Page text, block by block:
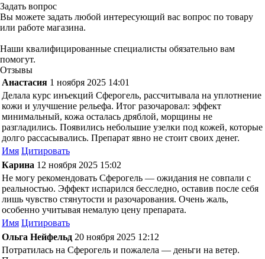
Задать вопрос
Вы можете задать любой интересующий вас вопрос по товару
или работе магазина.
Наши квалифицированные специалисты обязательно вам
помогут.
Отзывы
Анастасия 1 ноября 2025 14:01
Делала курс инъекций Сферогель, рассчитывала на уплотнение
кожи и улучшение рельефа. Итог разочаровал: эффект
минимальный, кожа осталась дряблой, морщины не
разгладились. Появились небольшие узелки под кожей, которые
долго рассасывались. Препарат явно не стоит своих денег.
Имя Цитировать
Карина 12 ноября 2025 15:02
Не могу рекомендовать Сферогель — ожидания не совпали с
реальностью. Эффект испарился бесследно, оставив после себя
лишь чувство стянутости и разочарования. Очень жаль,
особенно учитывая немалую цену препарата.
Имя Цитировать
Ольга Нейфельд 20 ноября 2025 12:12
Потратилась на Сферогель и пожалела — деньги на ветер.